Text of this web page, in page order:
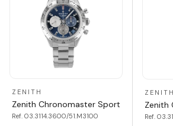
ZENITH
Zenith Chronomaster Sport
Ref. 03.3114.3600/51.M3100
ZENITH
Zenith
Ref.